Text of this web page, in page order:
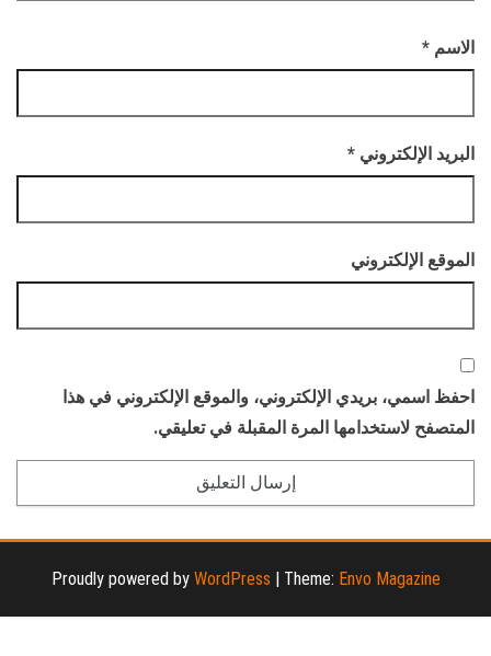
الاسم *
البريد الإلكتروني *
الموقع الإلكتروني
احفظ اسمي، بريدي الإلكتروني، والموقع الإلكتروني في هذا
المتصفح لاستخدامها المرة المقبلة في تعليقي.
Proudly powered by WordPress Theme: Envo Magazine